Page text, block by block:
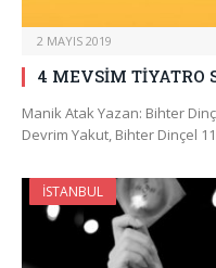
2 MAYIS 2019
4 MEVSİM TİYATRO
Manik Atak Yazan: Bihter
Devrim Yakut, Bihter Dinçel
İSTANBUL